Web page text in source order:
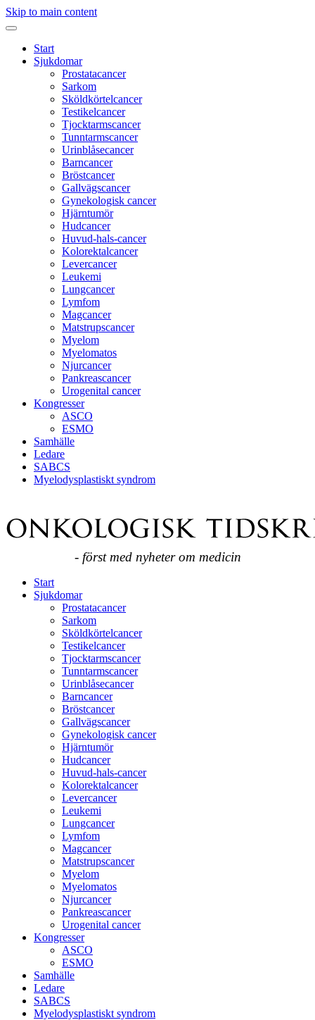
Skip to main content
Start
Sjukdomar
Prostatacancer
Sarkom
Sköldkörtelcancer
Testikelcancer
Tjocktarmscancer
Tunntarmscancer
Urinblåsecancer
Barncancer
Bröstcancer
Gallvägscancer
Gynekologisk cancer
Hjärntumör
Hudcancer
Huvud-hals-cancer
Kolorektalcancer
Levercancer
Leukemi
Lungcancer
Lymfom
Magcancer
Matstrupscancer
Myelom
Myelomatos
Njurcancer
Pankreascancer
Urogenital cancer
Kongresser
ASCO
ESMO
Samhälle
Ledare
SABCS
Myelodysplastiskt syndrom
- först med nyheter om medicin
Start
Sjukdomar
Prostatacancer
Sarkom
Sköldkörtelcancer
Testikelcancer
Tjocktarmscancer
Tunntarmscancer
Urinblåsecancer
Barncancer
Bröstcancer
Gallvägscancer
Gynekologisk cancer
Hjärntumör
Hudcancer
Huvud-hals-cancer
Kolorektalcancer
Levercancer
Leukemi
Lungcancer
Lymfom
Magcancer
Matstrupscancer
Myelom
Myelomatos
Njurcancer
Pankreascancer
Urogenital cancer
Kongresser
ASCO
ESMO
Samhälle
Ledare
SABCS
Myelodysplastiskt syndrom